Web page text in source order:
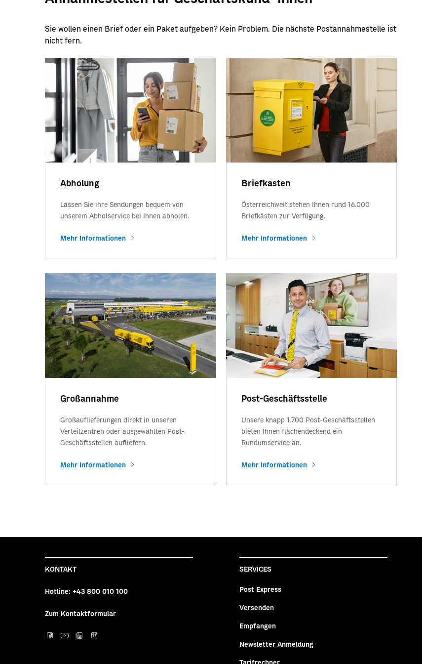
Sie wollen einen Brief oder ein Paket aufgeben? Kein Problem. Die nächste Postannahmestelle ist
nicht fern.
Abholung
Lassen Sie ihre Sendungen bequem von
unserem Abholservice bei Ihnen abholen.
Mehr Informationen
Großannahme
Großauflieferungen direkt in unseren
Verteilzentren oder ausgewählten Post-
Geschäftsstellen aufliefern.
Mehr Informationen
Briefkasten
Österreichweit stehen Ihnen rund 16.000
Briefkästen zur Verfügung.
Mehr Informationen
Post-Geschäftsstelle
Unsere knapp 1.700 Post-Geschäftsstellen
bieten Ihnen flächendeckend ein
Rundumservice an.
Mehr Informationen
KONTAKT
Hotline: +43 800 010 100
Zum Kontaktformular
Post auf facebook
Post auf YouTube
Post auf LinkedIn
Post auf Instagram
SERVICES
Post Express
Versenden
Empfangen
Newsletter Anmeldung
Tarifrechner